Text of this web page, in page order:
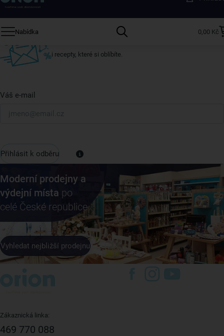
Nabídka 0,00 Kč
Přihlaste se k odběru našeho newsletteru.
i recepty, které si oblíbíte.
Váš e-mail
Přihlásit k odběru
Moderní prodejny a
výdejní místa po
celé České republice
Vyhledat nejbližší prodejnu
Zákaznická linka:
469 770 088